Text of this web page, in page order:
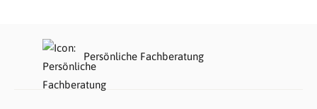
Persönliche Fachberatung